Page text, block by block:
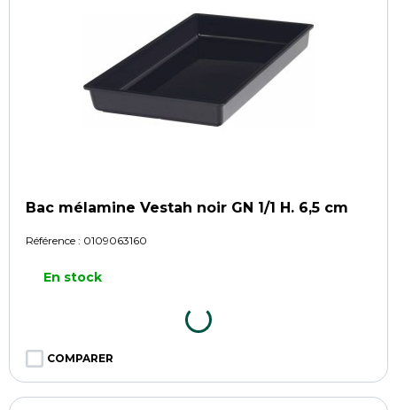
Bac mélamine Vestah noir GN 1/1 H. 6,5 cm
Référence : 0109063160
En stock
COMPARER